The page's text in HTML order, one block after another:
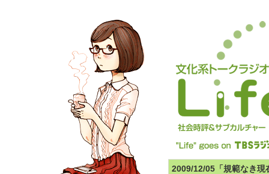
2009/12/05「規範なき現